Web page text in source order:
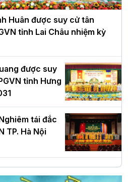
Huân được suy cử tân
tỉnh Lai Châu nhiệm kỳ
được suy
tỉnh Hưng
tái đắc
TP. Hà Nội
công xây